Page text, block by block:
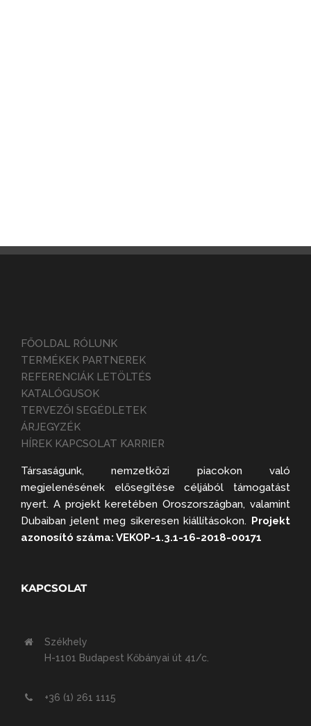
FŐOLDAL RÓLUNK
TERMÉKEK PARTNEREK
REFERENCIÁK LETÖLTÉS
KATALÓGUSOK
TERVEZŐI SEGÉDLETEK
ÁRJEGYZÉK
HÍREK KAPCSOLAT KARRIER
Társaságunk, nemzetközi piacokon való
megjelenésének elősegítése céljából támogatást
nyert. A projekt keretében Oroszországban, valamint
Dubaiban jelent meg sikeresen kiállításokon. Projekt
azonosító száma: VEKOP-1.3.1-16-2018-00171
KAPCSOLAT
Székhely
H-1101 Budapest Kőbányai út 41/c.
+36 (1) 261 1115